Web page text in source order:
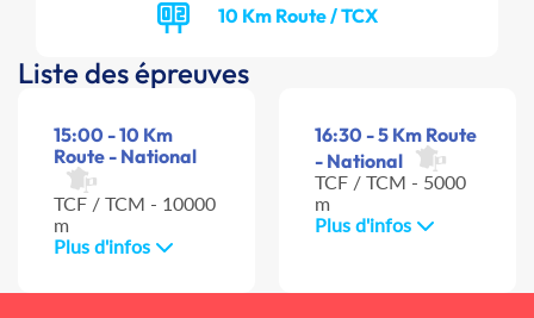
10 Km Route / TCX
Liste des épreuves
15:00 - 10 Km
Route - National
TCF / TCM - 10000
m
Plus d'infos
16:30 - 5 Km Route
- National
TCF / TCM - 5000
m
Plus d'infos